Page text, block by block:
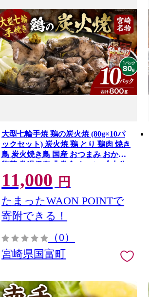
大型七輪手焼 鶏の炭火焼 (80g×10パ
ックセット) 炭火焼 鶏 とり 鶏肉 焼き
鳥 炭火焼き鳥 国産 おつまみ おかず
惣菜 常温保存 非常食 キャンプ 小分
け パック 簡単調理 便利 手軽 時短 レ
ンジ調理
11,000 円
たまったWAON POINTで
寄附できる！
（0）
宮崎県国富町